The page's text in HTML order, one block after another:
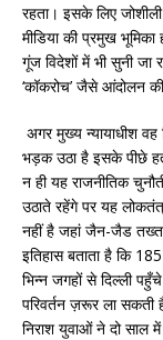
रहता। इसके लिए
मीडिया की प्रमुख भूमिका
गूंज विदेशों में भी सुनी जा
‘कॉकरोच’ जैसे आंदोलन
अगर मुख्य न्यायाधीश
भड़क उठा है इसके पीछे
न ही यह राजनीतिक
उठाते रहेंगे पर यह
नहीं है जहां जैन-जैड
इतिहास बताता है कि
भिन्न जगहों से दिल्ली
परिवर्तन ज़रूर ला
निराश युवाओं ने दो साल